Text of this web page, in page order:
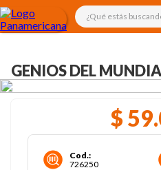
¿Qué estás
GENIOS DEL
$ 59.
Cod.:
726250